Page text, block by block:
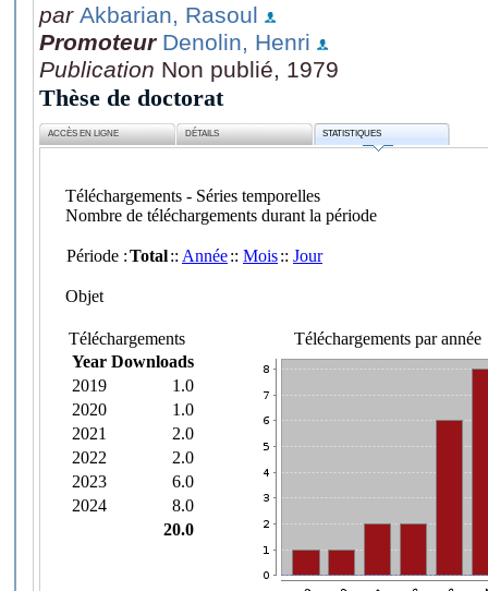
par Akbarian, Rasoul
Promoteur Denolin, Henri
Publication Non publié, 1979
Thèse de doctorat
ACCÈS EN LIGNE DÉTAILS STATISTIQUES